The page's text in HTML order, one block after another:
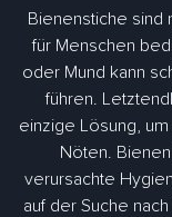
Bienenstiche sind
für Menschen
oder Mund kann
führen.
einzige Lösung,
Nöten.
verursachte
auf der Suche